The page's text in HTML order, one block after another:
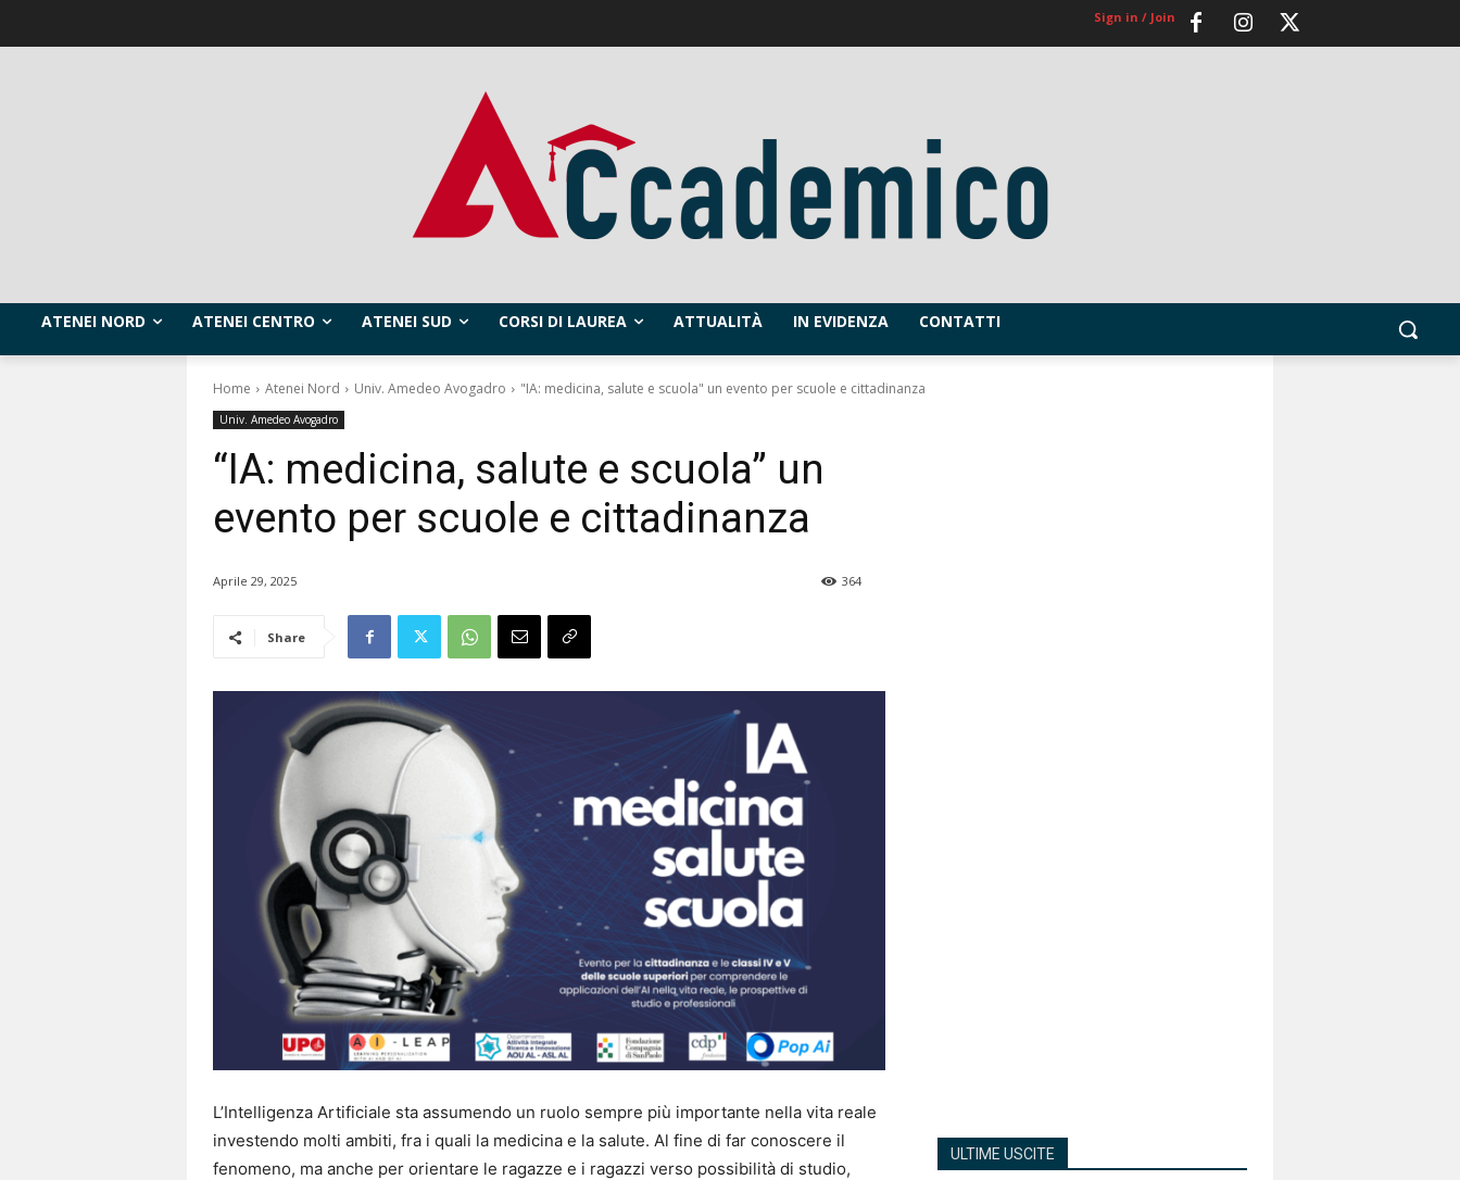
Sign in / Join
ATENEI NORD ATENEI CENTRO ATENEI SUD CORSI DI LAUREA ATTUALITÀ IN EVIDENZA CONTATTI
Home Atenei Nord Univ. Amedeo Avogadro "IA: medicina, salute e scuola" un evento per scuole e cittadinanza
Univ. Amedeo Avogadro
“IA: medicina, salute e scuola” un
evento per scuole e cittadinanza
Aprile 29, 2025 364
Share
L’Intelligenza Artificiale sta assumendo un ruolo sempre più importante nella vita reale
investendo molti ambiti, fra i quali la medicina e la salute. Al fine di far conoscere il
fenomeno, ma anche per orientare le ragazze e i ragazzi verso possibilità di studio,
ULTIME USCITE